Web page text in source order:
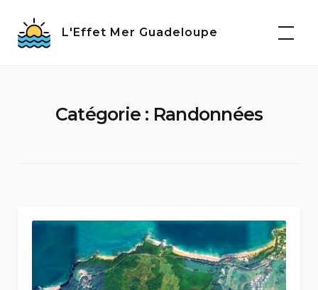
content
L'Effet Mer Guadeloupe
Catégorie : Randonnées